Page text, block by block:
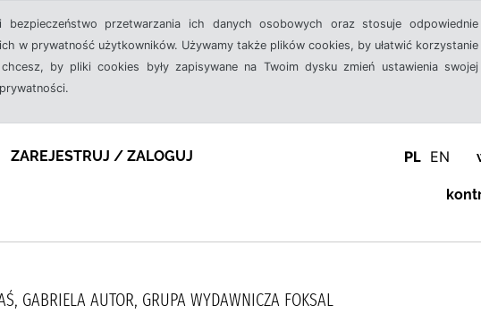
przetwarzania ich danych osobowych oraz stosuje odpowiednie
w prywatność użytkowników. Używamy także plików cookies, by ułatwić korzystanie
by pliki cookies były zapisywane na Twoim dysku zmień ustawienia swojej
ZAREJESTRUJ / ZALOGUJ PL EN
GABRIELA AUTOR, GRUPA WYDAWNICZA FOKSAL